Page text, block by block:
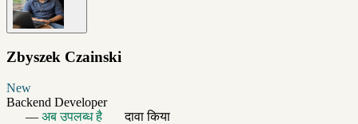
Zbyszek Czainski
New
Backend Developer
— अब उपलब्ध है
दावा किया